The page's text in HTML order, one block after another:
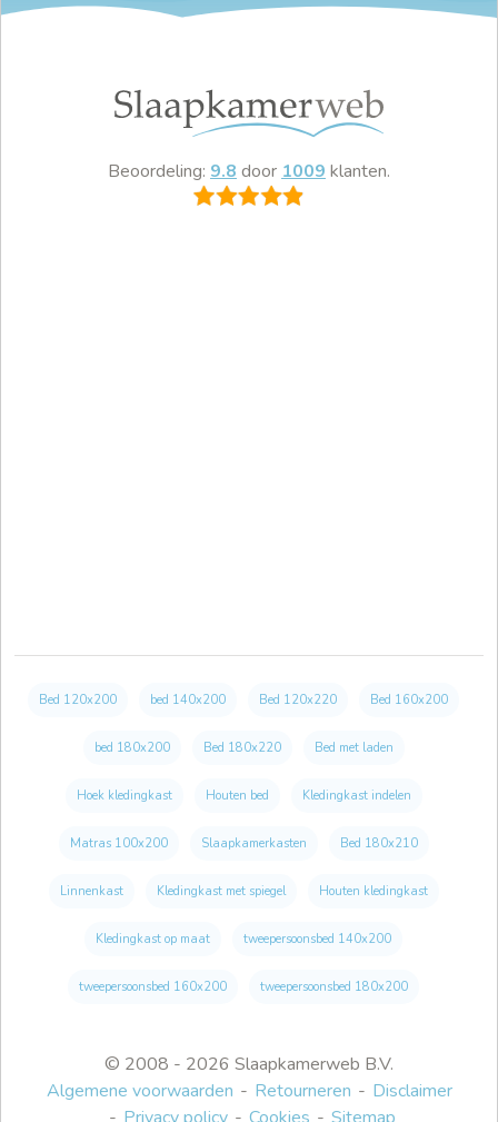
© 2008 - 2026 Slaapkamerweb B.V.
Algemene voorwaarden
Retourneren
Disclaimer
Beoordeling: 9.8 door 1009 klanten.
Bed 120x200 bed 140x200 Bed 120x220 Bed 160x200
bed 180x200 Bed 180x220 Bed met laden
Hoek kledingkast Houten bed Kledingkast indelen
Matras 100x200 Slaapkamerkasten Bed 180x210
Linnenkast Kledingkast met spiegel Houten kledingkast
Kledingkast op maat tweepersoonsbed 140x200
tweepersoonsbed 160x200 tweepersoonsbed 180x200